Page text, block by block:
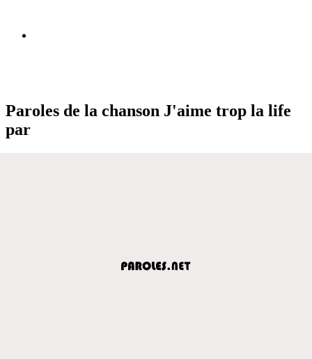
Paroles de la chanson J'aime trop la life
par